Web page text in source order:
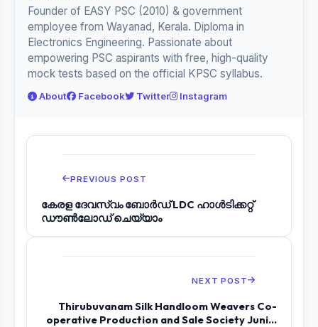
Founder of EASY PSC (2010) & government
employee from Wayanad, Kerala. Diploma in
Electronics Engineering. Passionate about
empowering PSC aspirants with free, high-quality
mock tests based on the official KPSC syllabus.
About Facebook Twitter Instagram
PREVIOUS POST
കേരള ദേവസ്വം ബോർഡ് LDC ഹാൾടിക്കറ്റ്
ഡൗൺലോഡ് ചെയ്യാം
NEXT POST
Thirubuvanam Silk Handloom Weavers Co-
operative Production and Sale Society Juni...